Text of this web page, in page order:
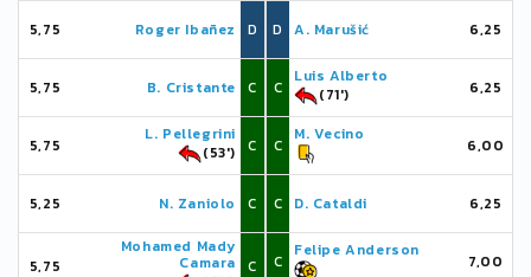
5,75 Roger Ibañez D
5,75 B. Cristante C
5,75
L. Pellegrini
(53')
C
5,25 N. Zaniolo C
5,75
Mohamed Mady
Camara
C
D A. Marušić 6,25
C
Luis Alberto
(71')
6,25
C
M. Vecino
6,00
C D. Cataldi 6,25
C
Felipe Anderson
7,00